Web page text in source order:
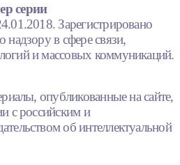
серии
Зарегистрировано
в сфере связи,
и массовых коммуникаций.
опубликованные на сайте,
с российским и
об интеллектуальной